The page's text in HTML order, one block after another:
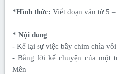
*Hình thức: Viết đoạn văn từ 5 –
* Nội dung
- Kể lại sự việc bầy chim chìa
- Bằng lời kể chuyện của một
Mên